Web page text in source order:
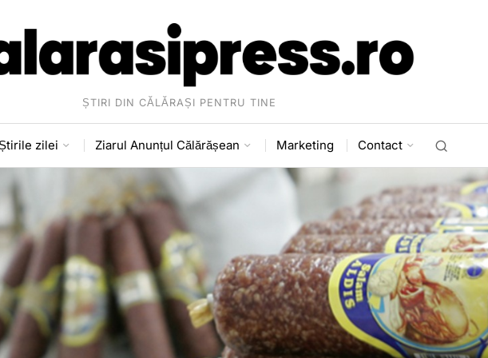
ȘTIRI DIN CĂLĂRAȘI PENTRU TINE
zilei Ziarul Anunțul Călărășean Marketing Contact